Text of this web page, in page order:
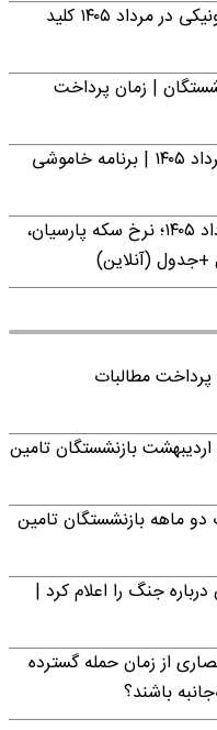
خبر فوری؛ افزایش اعتبار کالابرگ الکترونیکی در مرداد ۱۴۰۵ کلید
| زمان پرداخت
جدول قطعی برق کرمان روز شنبه ۱۷ مرداد ۱۴۰۵ | برنامه خاموشی
تازه ترین قیمت طلا و دلار امروز ۱۶ مرداد ۱۴۰۵؛ نرخ سکه پارسیان،
مطالبات
بازنشستگان تامین
ماهه بازنشستگان تامین
جنگ را اعلام کرد |
از زمان حمله گسترده
باشند؟